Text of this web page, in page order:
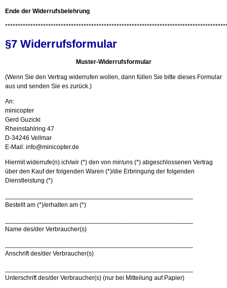
Ende der Widerrufsbelehrung
§7 Widerrufsformular
Muster-Widerrufsformular
(Wenn Sie den Vertrag widerrufen wollen, dann füllen Sie bitte dieses Formular
aus und senden Sie es zurück.)
An:
minicopter
Gerd Guzicki
Rheinstahlring 47
D-34246 Vellmar
E-Mail: info@minicopter.de
Hiermit widerrufe(n) ich/wir (*) den von mir/uns (*) abgeschlossenen Vertrag
über den Kauf der folgenden Waren (*)/die Erbringung der folgenden
Dienstleistung (*)
Bestellt am (*)/erhalten am (*)
Name des/der Verbraucher(s)
Anschrift des/der Verbraucher(s)
Unterschrift des/der Verbraucher(s) (nur bei Mitteilung auf Papier)